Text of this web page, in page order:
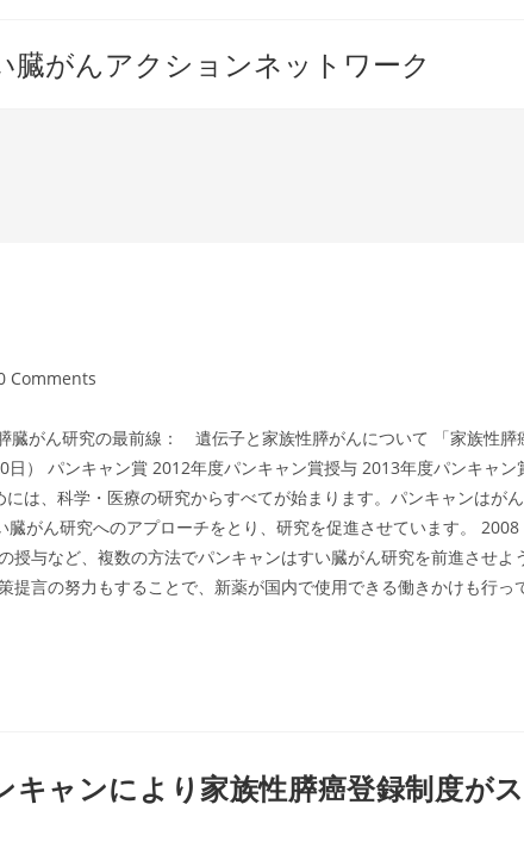
がんアクションネットワーク
Comments
臓がん研究の最前線： 遺伝子と家族性膵がんについて 「家族性膵
） パンキャン賞 2012年度パンキャン賞授与 2013年度パンキャン
は、科学・医療の研究からすべてが始まります。パンキャンはがん
がん研究へのアプローチをとり、研究を促進させています。 2008
与など、複数の方法でパンキャンはすい臓がん研究を前進させよ
言の努力もすることで、新薬が国内で使用できる働きかけも行っ
ャンにより家族性膵癌登録制度がス